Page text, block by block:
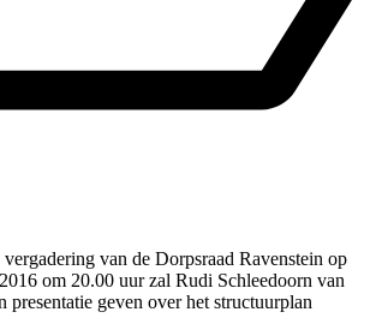
van de Dorpsraad Ravenstein op
om 20.00 uur zal Rudi Schleedoorn van
presentatie geven over het structuurplan